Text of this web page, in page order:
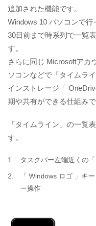
追加された機能です。
Windows 10 パソコンで
30日前まで時系列で一覧
す。
さらに同じ Microsoftアカ
ソコンなどで「タイムラ
インストレージ「
期や共有ができる仕組みで
「タイムライン」の一覧
す。
タスクバー左端近くの
「 Windows ロゴ 」キ
ー操作